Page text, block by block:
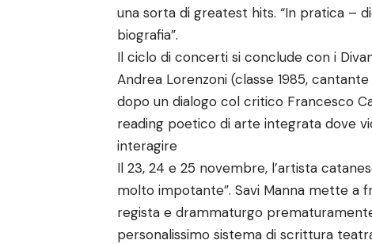
una sorta di greatest hits. “In pratica –
biografia”.
Il ciclo di concerti si conclude con i
Andrea Lorenzoni (classe 1985,
dopo un dialogo col critico Francesco
reading poetico di arte integrata dove
interagire
Il 23, 24 e 25 novembre, l’artista
molto impotante”. Savi Manna mette a
regista e drammaturgo
personalissimo sistema di scrittura